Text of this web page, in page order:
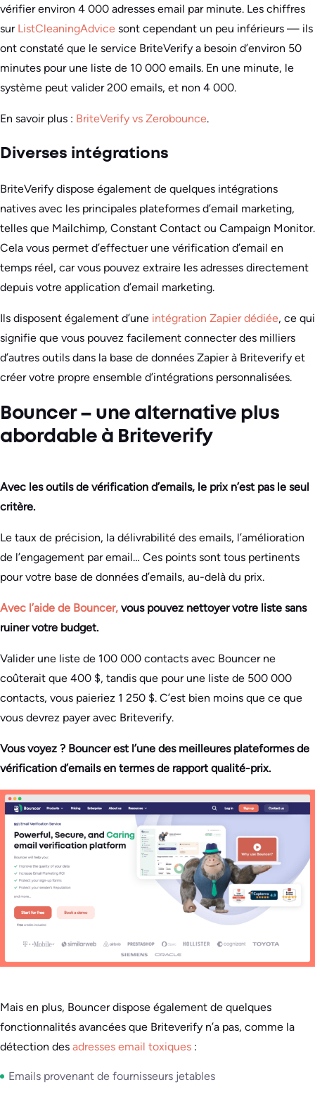
vérifier environ 4 000 adresses email par minute. Les chiffres
sur ListCleaningAdvice sont cependant un peu inférieurs — ils
ont constaté que le service BriteVerify a besoin d’environ 50
minutes pour une liste de 10 000 emails. En une minute, le
système peut valider 200 emails, et non 4 000.
En savoir plus : BriteVerify vs Zerobounce.
Diverses intégrations
BriteVerify dispose également de quelques intégrations
natives avec les principales plateformes d’email marketing,
telles que Mailchimp, Constant Contact ou Campaign Monitor.
Cela vous permet d’effectuer une vérification d’email en
temps réel, car vous pouvez extraire les adresses directement
depuis votre application d’email marketing.
Ils disposent également d’une intégration Zapier dédiée, ce qui
signifie que vous pouvez facilement connecter des milliers
d’autres outils dans la base de données Zapier à Briteverify et
créer votre propre ensemble d’intégrations personnalisées.
Bouncer – une alternative plus
abordable à Briteverify
Avec les outils de vérification d’emails, le prix n’est pas le seul
critère.
Le taux de précision, la délivrabilité des emails, l’amélioration
de l’engagement par email… Ces points sont tous pertinents
pour votre base de données d’emails, au-delà du prix.
Avec l’aide de Bouncer, vous pouvez nettoyer votre liste sans
ruiner votre budget.
Valider une liste de 100 000 contacts avec Bouncer ne
coûterait que 400 $, tandis que pour une liste de 500 000
contacts, vous paieriez 1 250 $. C’est bien moins que ce que
vous devrez payer avec Briteverify.
Vous voyez ? Bouncer est l’une des meilleures plateformes de
vérification d’emails en termes de rapport qualité-prix.
Mais en plus, Bouncer dispose également de quelques
fonctionnalités avancées que Briteverify n’a pas, comme la
détection des adresses email toxiques :
Emails provenant de fournisseurs jetables